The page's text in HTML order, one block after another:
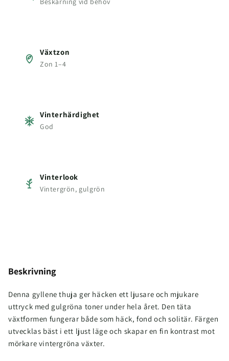
Växtzon
Zon 1–4
Vinterhärdighet
God
Vinterlook
Vintergrön, gulgrön
Beskrivning
Denna gyllene thuja ger häcken ett ljusare och mjukare
uttryck med gulgröna toner under hela året. Den täta
växtformen fungerar både som häck, fond och solitär. Färgen
utvecklas bäst i ett ljust läge och skapar en fin kontrast mot
mörkare vintergröna växter.